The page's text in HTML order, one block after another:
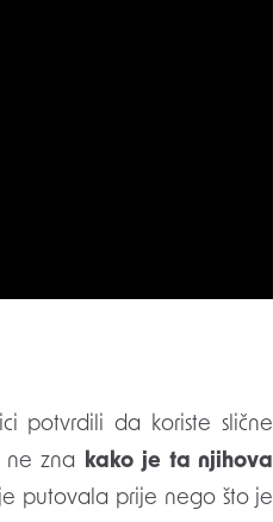
potvrdili da koriste slične
ne zna kako je ta njihova
putovala prije nego što je